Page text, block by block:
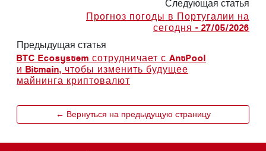
Следующая статья
Прогноз погоды в Португалии на
сегодня - 27/05/2026
Предыдущая статья
BTC Ecosystem сотрудничает с AntPool
и Bitmain, чтобы изменить будущее
майнинга криптовалют
← Вернуться на предыдущую страницу